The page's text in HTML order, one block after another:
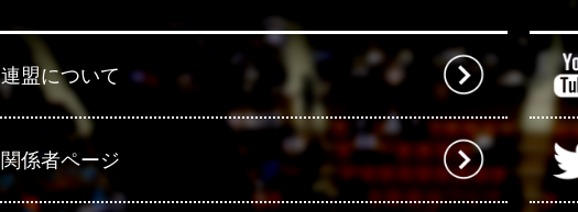
連盟について
関係者ページ